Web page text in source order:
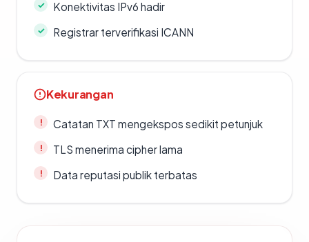
Konektivitas IPv6 hadir
Registrar terverifikasi ICANN
Kekurangan
Catatan TXT mengekspos sedikit petunjuk
TLS menerima cipher lama
Data reputasi publik terbatas